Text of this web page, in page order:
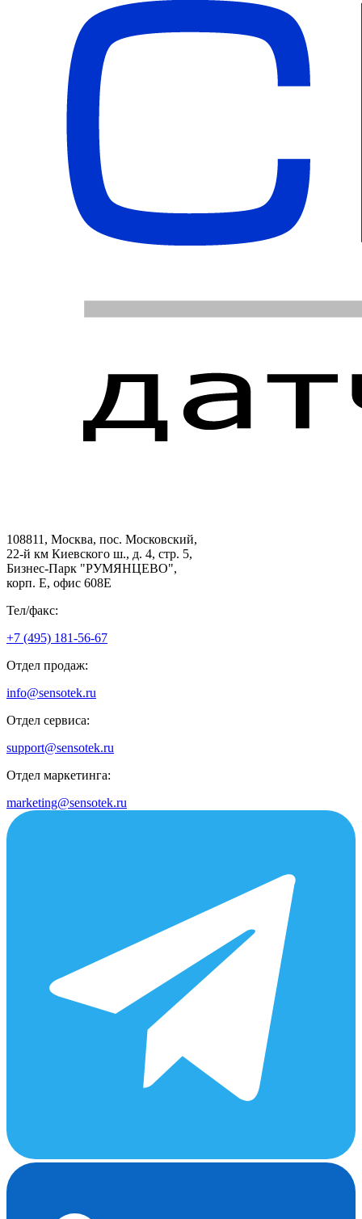
108811, Москва, пос. Московский,
22-й км Киевского ш., д. 4, стр. 5,
Бизнес-Парк "РУМЯНЦЕВО",
корп. Е, офис 608E
Тел/факс:
+7 (495) 181-56-67
Отдел продаж:
info@sensotek.ru
Отдел сервиса:
support@sensotek.ru
Отдел маркетинга:
marketing@sensotek.ru